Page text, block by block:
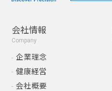
会社情報
Company
企業理念
健康経営
会社概要